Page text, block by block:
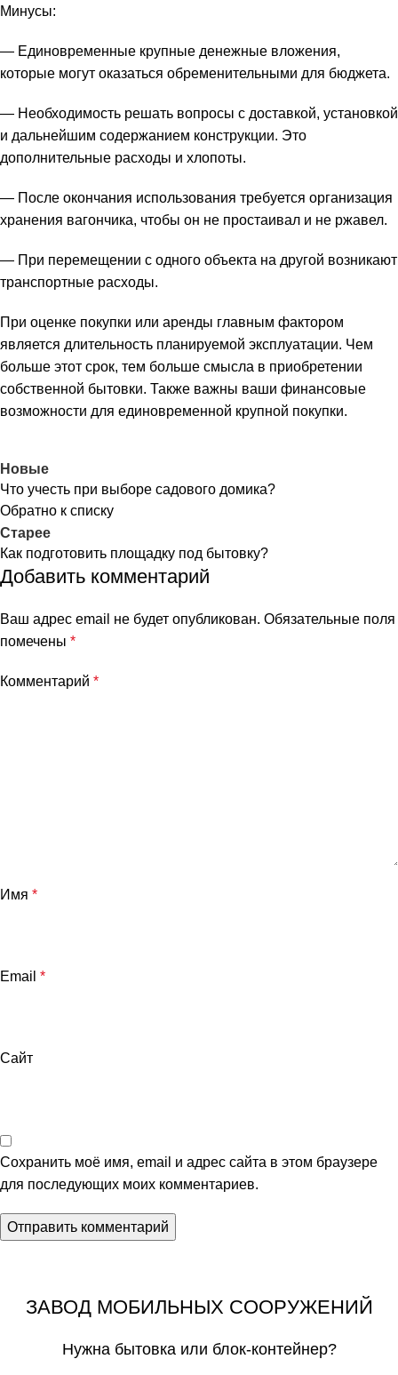
Минусы:
— Единовременные крупные денежные вложения,
которые могут оказаться обременительными для бюджета.
— Необходимость решать вопросы с доставкой, установкой
и дальнейшим содержанием конструкции. Это
дополнительные расходы и хлопоты.
— После окончания использования требуется организация
хранения вагончика, чтобы он не простаивал и не ржавел.
— При перемещении с одного объекта на другой возникают
транспортные расходы.
При оценке покупки или аренды главным фактором
является длительность планируемой эксплуатации. Чем
больше этот срок, тем больше смысла в приобретении
собственной бытовки. Также важны ваши финансовые
возможности для единовременной крупной покупки.
Новые
Что учесть при выборе садового домика?
Обратно к списку
Старее
Как подготовить площадку под бытовку?
Добавить комментарий
Ваш адрес email не будет опубликован. Обязательные поля
помечены *
Комментарий *
Имя *
Email *
Сайт
Сохранить моё имя, email и адрес сайта в этом браузере
для последующих моих комментариев.
ЗАВОД МОБИЛЬНЫХ СООРУЖЕНИЙ
Нужна бытовка или блок-контейнер?